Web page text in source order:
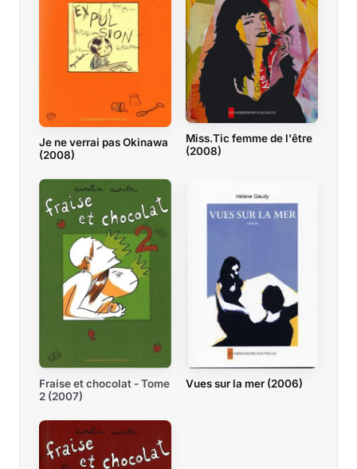
Je ne verrai pas Okinawa
(2008)
Miss.Tic femme de l'être
(2008)
Fraise et chocolat - Tome
2 (2007)
Vues sur la mer (2006)